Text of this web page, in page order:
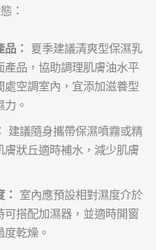
：
： 夏季建議清爽型保濕乳
產品，協助調理肌膚油水平
處空調室內，宜添加滋養型
。
建議隨身攜帶保濕噴霧或精
膚狀丘適時補水，減少肌膚
室內應預設相對濕度介於
搭配加濕器，並適時開窗
乾燥。